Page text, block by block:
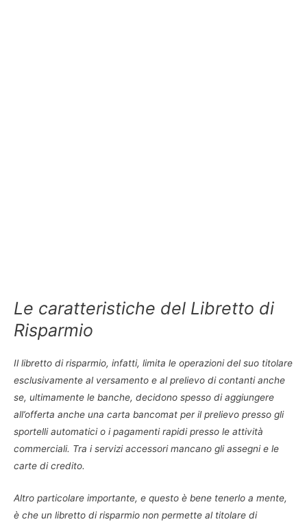
Le caratteristiche del Libretto di
Risparmio
Il libretto di risparmio, infatti, limita le operazioni del suo titolare
esclusivamente al versamento e al prelievo di contanti anche
se, ultimamente le banche, decidono spesso di aggiungere
all’offerta anche una carta bancomat per il prelievo presso gli
sportelli automatici o i pagamenti rapidi presso le attività
commerciali. Tra i servizi accessori mancano gli assegni e le
carte di credito.
Altro particolare importante, e questo è bene tenerlo a mente,
è che un libretto di risparmio non permette al titolare di